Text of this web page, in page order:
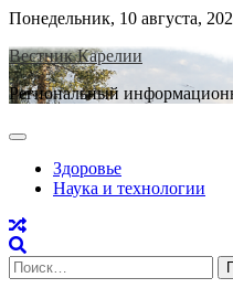
Skip
content
Понедельник, 10 августа,
Вестник Карелии
Региональный
Здоровье
Наука и технологии
Найти: